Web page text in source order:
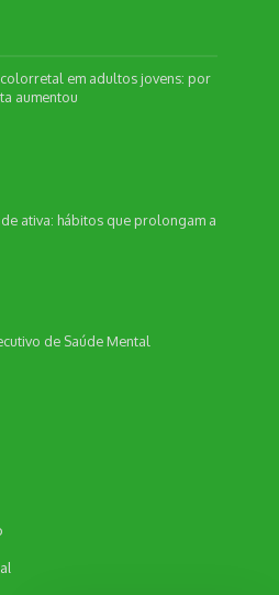
colorretal em adultos jovens: por
aumentou
ativa: hábitos que prolongam a
de Saúde Mental